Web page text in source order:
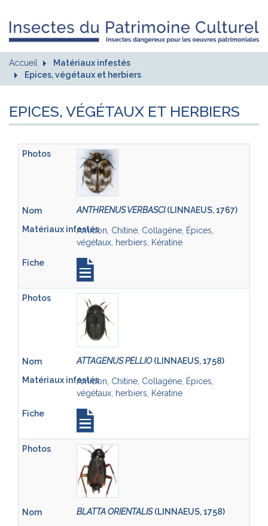
Accueil
Matériaux infestés
Epices, végétaux et herbiers
EPICES, VÉGÉTAUX ET HERBIERS
ANTHRENUS VERBASCI(LINNAEUS, 1767)
Amidon, Chitine, Collagène, Épices,
végétaux, herbiers, Kératine
ATTAGENUS PELLIO(LINNAEUS, 1758)
Amidon, Chitine, Collagène, Épices,
végétaux, herbiers, Kératine
BLATTA ORIENTALIS(LINNAEUS, 1758)